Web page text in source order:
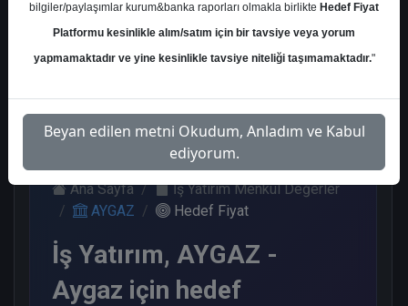
3 1
Paralel
Get.
1 1
Cuma, 24 Nisan 2026
Ana Sayfa
İş Yatırım Menkul Değerler
AYGAZ
Hedef Fiyat
İş Yatırım, AYGAZ -
Aygaz için hedef
bilgiler/paylaşımlar kurum&banka raporları olmakla birlikte Hedef Fiyat
Platformu kesinlikle alım/satım için bir tavsiye veya yorum
yapmamaktadır ve yine kesinlikle tavsiye niteliği taşımamaktadır."
Beyan edilen metni Okudum, Anladım ve Kabul
ediyorum.